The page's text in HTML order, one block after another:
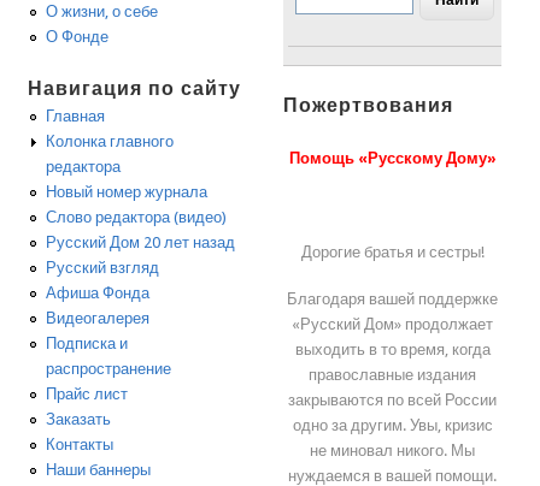
О жизни, о себе
О Фонде
Навигация по сайту
Главная
Колонка главного
редактора
Новый номер журнала
Слово редактора (видео)
Русский Дом 20 лет назад
Русский взгляд
Афиша Фонда
Видеогалерея
Подписка и
распространение
Прайс лист
Заказать
Контакты
Наши баннеры
Пожертвования
Помощь «Русскому Дому»
Дорогие братья и сестры!
Благодаря вашей поддержке
«Русский Дом» продолжает
выходить в то время, когда
православные издания
закрываются по всей России
одно за другим. Увы, кризис
не миновал никого. Мы
нуждаемся в вашей помощи.